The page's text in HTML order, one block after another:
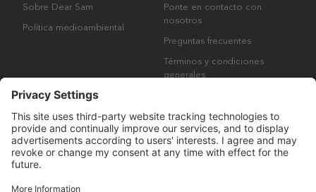
Sobre Dear Sam
Política medioambiental
Ponte en contacto con
nosotros
Preguntas frecuentes
Términos y condiciones
generales
Derechos de autor © Many Brands AB 2023. Todos los derechos